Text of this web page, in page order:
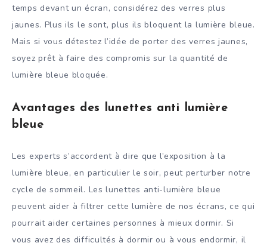
temps devant un écran, considérez des verres plus
jaunes. Plus ils le sont, plus ils bloquent la lumière bleue.
Mais si vous détestez l’idée de porter des verres jaunes,
soyez prêt à faire des compromis sur la quantité de
lumière bleue bloquée.
Avantages des lunettes anti lumière
bleue
Les experts s’accordent à dire que l’exposition à la
lumière bleue, en particulier le soir, peut perturber notre
cycle de sommeil. Les lunettes anti-lumière bleue
peuvent aider à filtrer cette lumière de nos écrans, ce qui
pourrait aider certaines personnes à mieux dormir. Si
vous avez des difficultés à dormir ou à vous endormir, il